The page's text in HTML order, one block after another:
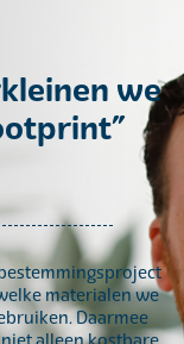
we
materialen we
Daarmee